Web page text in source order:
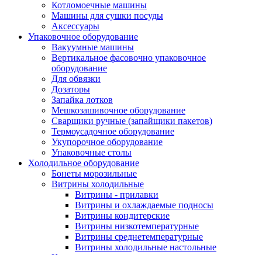
Котломоечные машины
Машины для сушки посуды
Аксессуары
Упаковочное оборудование
Вакуумные машины
Вертикальное фасовочно упаковочное
оборудование
Для обвязки
Дозаторы
Запайка лотков
Мешкозашивочное оборудование
Сварщики ручные (запайщики пакетов)
Термоусадочное оборудование
Укупорочное оборудование
Упаковочные столы
Холодильное оборудование
Бонеты морозильные
Витрины холодильные
Витрины - прилавки
Витрины и охлаждаемые подносы
Витрины кондитерские
Витрины низкотемпературные
Витрины среднетемпературные
Витрины холодильные настольные